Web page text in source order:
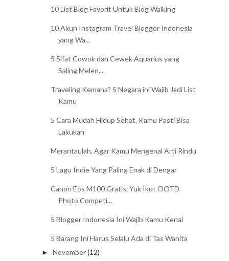
10 List Blog Favorit Untuk Blog Walking
10 Akun Instagram Travel Blogger Indonesia
yang Wa...
5 Sifat Cowok dan Cewek Aquarius yang
Saling Melen...
Traveling Kemana? 5 Negara ini Wajib Jadi List
Kamu
5 Cara Mudah Hidup Sehat, Kamu Pasti Bisa
Lakukan
Merantaulah, Agar Kamu Mengenal Arti Rindu
5 Lagu Indie Yang Paling Enak di Dengar
Canon Eos M100 Gratis, Yuk Ikut OOTD
Photo Competi...
5 Blogger Indonesia Ini Wajib Kamu Kenal
5 Barang Ini Harus Selalu Ada di Tas Wanita
► November(12)